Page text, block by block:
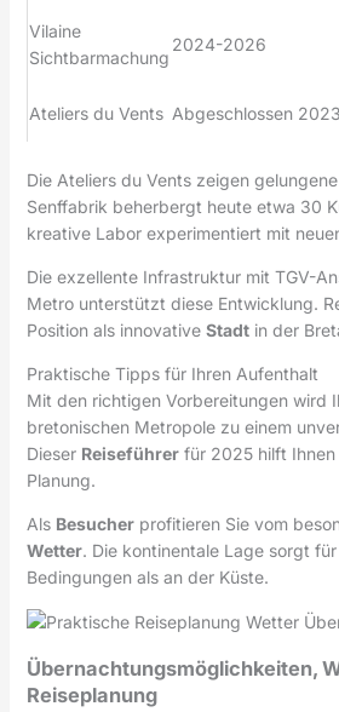
Vilaine
Sichtbarmachung
2024-2026
Ateliers du Vents Abgeschlossen 2023
Die Ateliers du Vents zeigen
Senffabrik beherbergt heute etwa 30
kreative Labor experimentiert mit
Die exzellente Infrastruktur mit TGV-
Metro unterstützt diese Entwicklung.
Position als innovative Stadtin der
Praktische Tipps für Ihren Aufenthalt
Mit den richtigen Vorbereitungen wird
bretonischen Metropole zu einem
Dieser Reiseführerfür 2025 hilft Ihnen
Planung.
Als Besucherprofitieren Sie vom
Wetter. Die kontinentale Lage sorgt
Bedingungen als an der Küste.
Übernachtungsmöglichkeiten,
Reiseplanung